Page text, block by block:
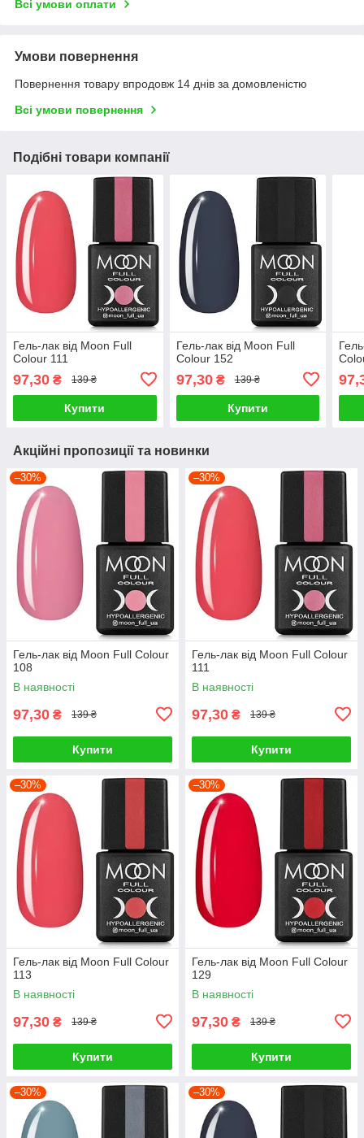
Всі умови оплати
Умови повернення
Повернення товару впродовж 14 днів за домовленістю
Всі умови повернення
Подібні товари компанії
Гель-лак від Moon Full
Colour 111
97,30 ₴ 139 ₴
Купити
Гель-лак від Moon Full
Colour 152
97,30₴ 139 ₴
Купити
Акційні пропозиції та новинки
–30%
Гель-лак від Moon Full Colour
108
В наявності
97,30 ₴ 139 ₴
Купити
–30%
Гель-лак від Moon Full Colour
111
В наявності
97,30 ₴ 139 ₴
Купити
–30%
Гель-лак від Moon Full Colour
113
В наявності
97,30 ₴ 139 ₴
Купити
–30%
Гель-лак від Moon Full Colour
129
В наявності
97,30 ₴ 139 ₴
Купити
–30% –30%